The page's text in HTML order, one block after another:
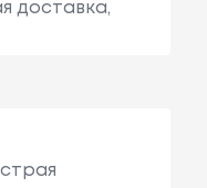
доставка,